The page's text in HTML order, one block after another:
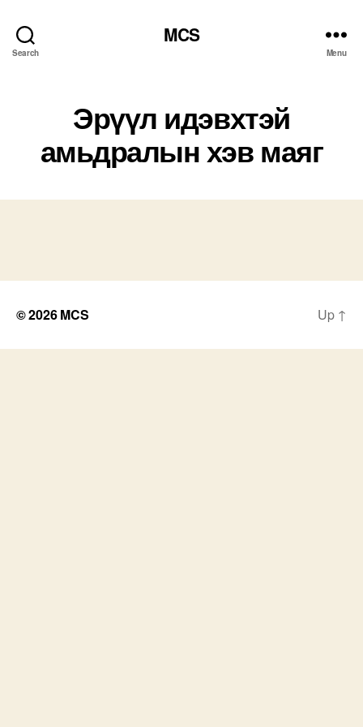
Search
MCS
Menu
Эрүүл идэвхтэй
амьдралын хэв маяг
© 2026MCS Up ↑